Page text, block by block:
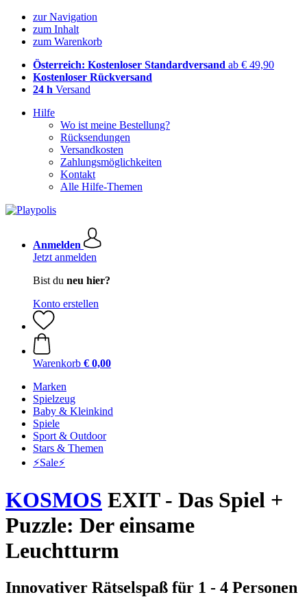
zur Navigation
zum Inhalt
zum Warenkorb
Österreich: Kostenloser Standardversand ab € 49,90
Kostenloser Rückversand
24 h Versand
Hilfe
Wo ist meine Bestellung?
Rücksendungen
Versandkosten
Zahlungsmöglichkeiten
Kontakt
Alle Hilfe-Themen
Anmelden
Jetzt anmelden
Bist du neu hier?
Konto erstellen
Warenkorb € 0,00
Marken
Spielzeug
Baby & Kleinkind
Spiele
Sport & Outdoor
Stars & Themen
⚡️Sale⚡️
KOSMOS EXIT - Das Spiel +
Puzzle: Der einsame
Leuchtturm
Innovativer Rätselspaß für 1 - 4 Personen